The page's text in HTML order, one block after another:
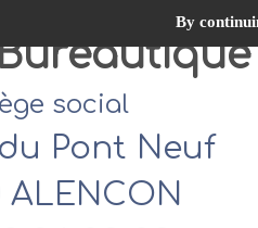
social
du Pont Neuf
ALENCON
By